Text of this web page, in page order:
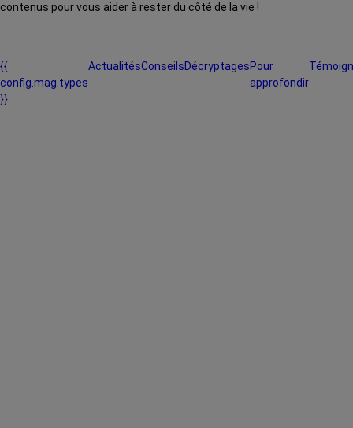
contenus pour vous aider à rester du côté de la vie !
{{
config.mag.types
}}
ActualitésConseilsDécryptagesPour
approfondir